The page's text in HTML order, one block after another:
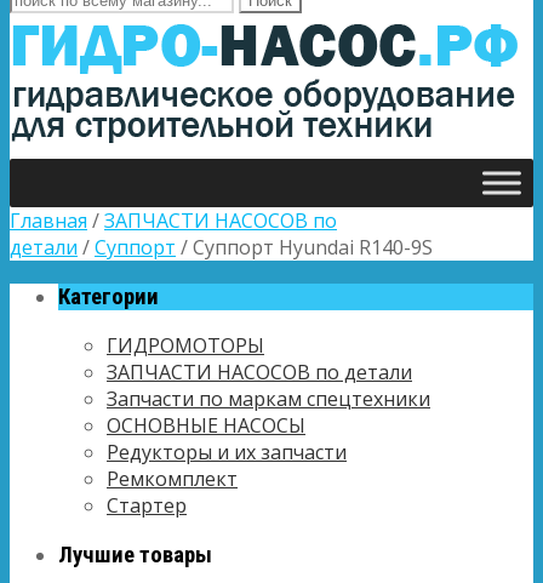
Главная /ЗАПЧАСТИ НАСОСОВ по
детали /Суппорт / Суппорт Hyundai R140-9S
Категории
ГИДРОМОТОРЫ
ЗАПЧАСТИ НАСОСОВ по детали
Запчасти по маркам спецтехники
ОСНОВНЫЕ НАСОСЫ
Редукторы и их запчасти
Ремкомплект
Стартер
Лучшие товары